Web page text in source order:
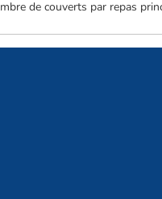
de couverts par repas